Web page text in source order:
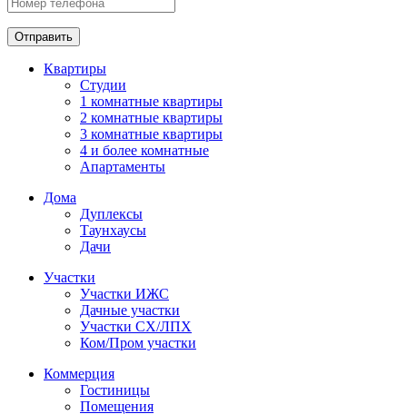
Отправить
Квартиры
Студии
1 комнатные квартиры
2 комнатные квартиры
3 комнатные квартиры
4 и более комнатные
Апартаменты
Дома
Дуплексы
Таунхаусы
Дачи
Участки
Участки ИЖС
Дачные участки
Участки СХ/ЛПХ
Ком/Пром участки
Коммерция
Гостиницы
Помещения